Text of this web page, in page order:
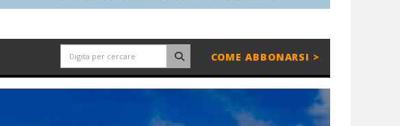
COME ABBONARSI >